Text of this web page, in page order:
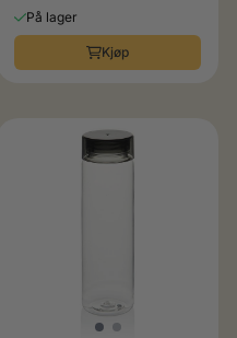
På lager
Kjøp